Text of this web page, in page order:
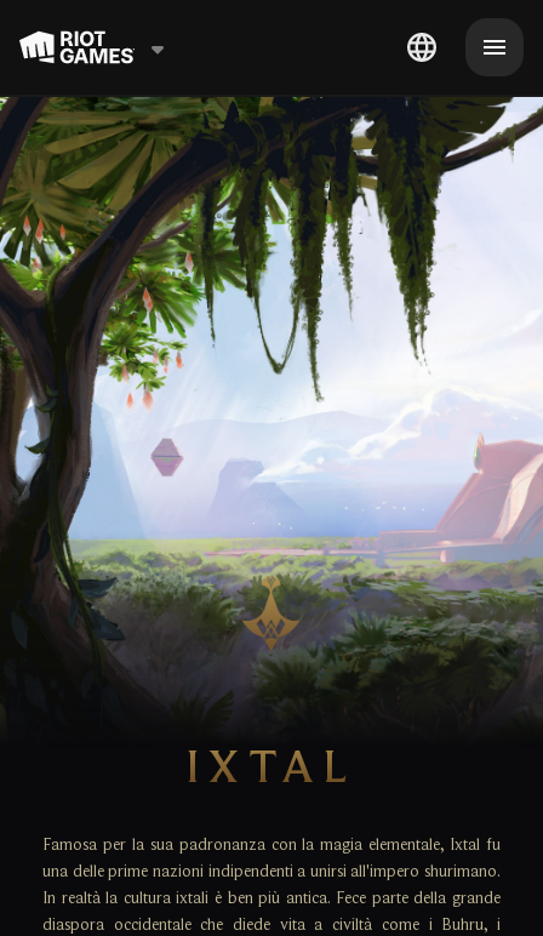
IXTAL
Famosa per la sua padronanza con la magia elementale, Ixtal fu
una delle prime nazioni indipendenti a unirsi all'impero shurimano.
In realtà la cultura ixtali è ben più antica. Fece parte della grande
diaspora occidentale che diede vita a civiltà come i Buhru, i